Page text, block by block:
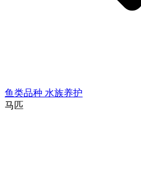
鱼类品种 水族养护
马匹